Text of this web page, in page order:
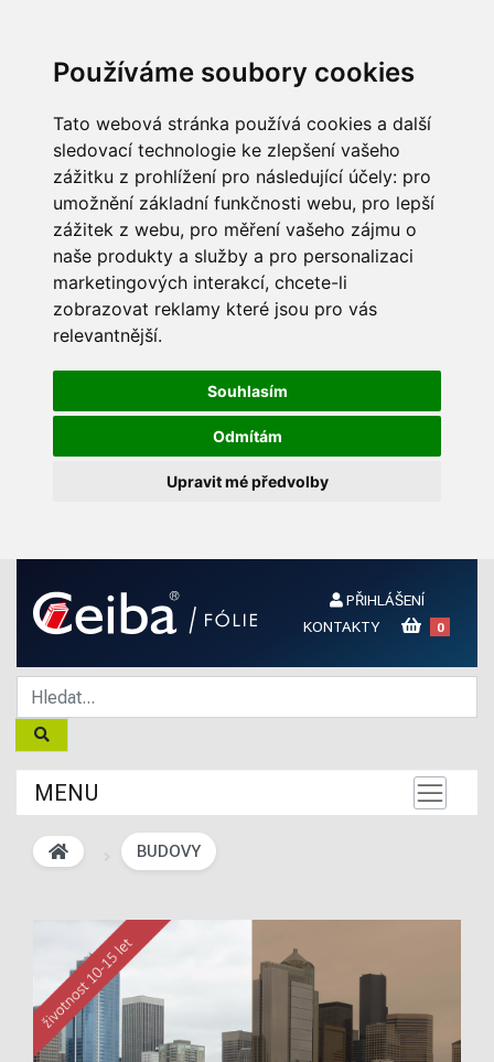
Používáme soubory cookies
Tato webová stránka používá cookies a další
sledovací technologie ke zlepšení vašeho
zážitku z prohlížení pro následující účely: pro
umožnění základní funkčnosti webu, pro lepší
zážitek z webu, pro měření vašeho zájmu o
naše produkty a služby a pro personalizaci
marketingových interakcí, chcete-li
zobrazovat reklamy které jsou pro vás
relevantnější.
Souhlasím
Odmítám
Upravit mé předvolby
PŘIHLÁŠENÍ
KONTAKTY
0
MENU
BUDOVY